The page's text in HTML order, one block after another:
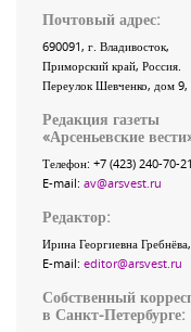
Почтовый адрес:
690091, г. Владивосток,
Приморский край, Россия
Переулок Шевченко, дом 9,
Редакция газеты
«Арсеньевские вести
Телефон: +7 (423) 240-70-21
E-mail: av@arsvest.ru
Редактор:
Ирина Георгиевна Гребнёва,
E-mail: editor@arsvest.ru
Собственный
в Санкт-Петербурге: